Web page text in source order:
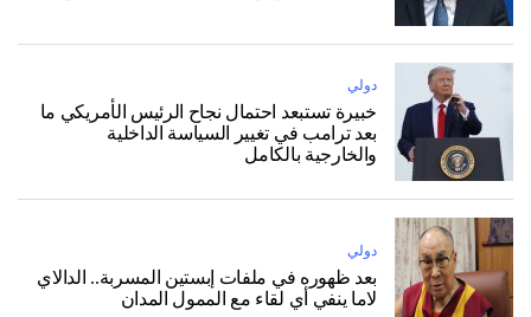
دولي
خبيرة تستبعد احتمال نجاح الرئيس الأمريكي ما
بعد ترامب في تغيير السياسة الداخلية
والخارجية بالكامل
دولي
بعد ظهوره في ملفات إبستين المسربة.. الدالاي
لاما ينفي أي لقاء مع الممول المدان